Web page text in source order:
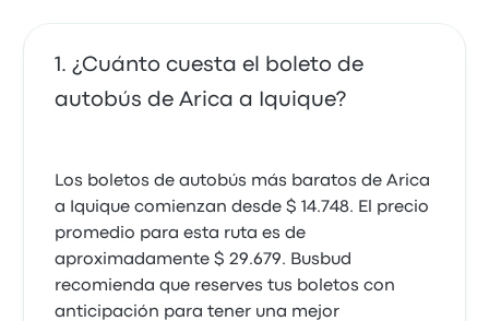
¿Cuánto cuesta el boleto de
autobús de Arica a Iquique?
Los boletos de autobús más baratos de Arica
a Iquique comienzan desde $ 14.748. El precio
promedio para esta ruta es de
aproximadamente $ 29.679. Busbud
recomienda que reserves tus boletos con
anticipación para tener una mejor